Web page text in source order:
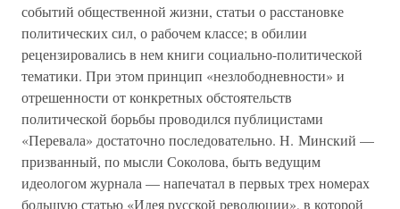
событий общественной жизни, статьи о расстановке
политических сил, о рабочем классе; в обилии
рецензировались в нем книги социально-политической
тематики. При этом принцип «незлободневности» и
отрешенности от конкретных обстоятельств
политической борьбы проводился публицистами
«Перевала» достаточно последовательно. Н. Минский —
призванный, по мысли Соколова, быть ведущим
идеологом журнала — напечатал в первых трех номерах
большую статью «Идея русской революции», в которой